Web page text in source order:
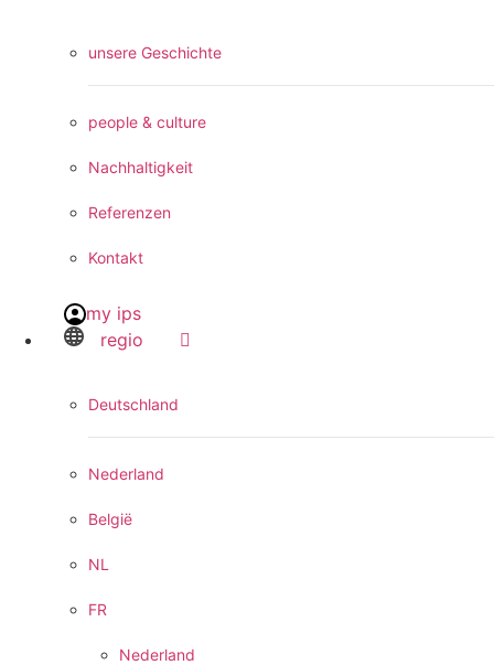
unsere Geschichte
people & culture
Nachhaltigkeit
Referenzen
Kontakt
my ips
regio
Deutschland
Nederland
België
NL
FR
Nederland